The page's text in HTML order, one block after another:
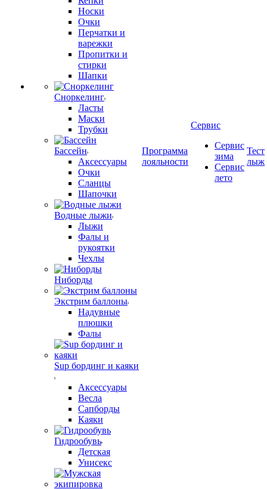
Носки
Очки
Перчатки и
варежки
Пропитки и
стирки
Шапки
Сноркелинг
Ласты
Маски
Трубки
Бассейн
Аксессуары
Очки
Сланцы
Шапочки
Водные лыжи
Лыжи
Фалы и
рукоятки
Чехлы
Ниборды
Экстрим баллоны
Надувные
плюшки
Фалы
Sup бординг и каяки
Аксессуары
Весла
Сапборды
Каяки
Гидрообувь
Детская
Унисекс
Программа
лояльности
Сервис
Сервис
зима
Сервис
лето
Тест
лыж